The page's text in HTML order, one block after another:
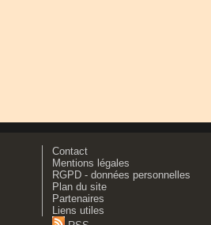
Contact
Mentions légales
RGPD - données personnelles
Plan du site
Partenaires
Liens utiles